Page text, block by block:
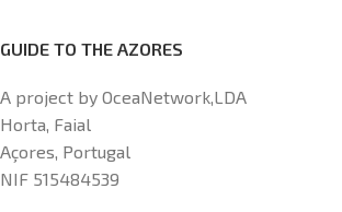
completamente diferente e
veículos 4x4 descapotáveis
preparados para aceder a lugares
distintos. Para além disso conheça
GUIDE TO THE AZORES
A project by OceaNetwork,LDA
Horta, Faial
Açores, Portugal
NIF 515484539